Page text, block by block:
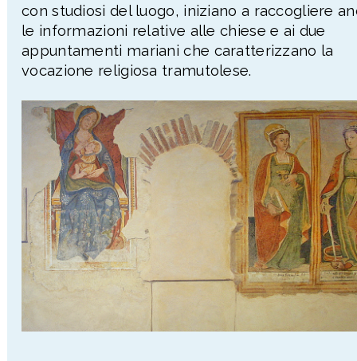
con studiosi del luogo, iniziano a raccogliere
le informazioni relative alle chiese e ai due
appuntamenti mariani che caratterizzano la
vocazione religiosa tramutolese.